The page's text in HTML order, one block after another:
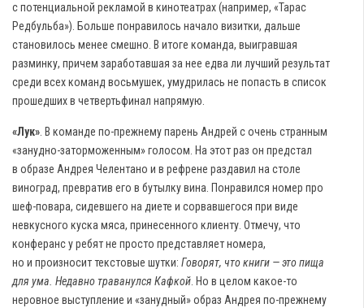
с потенциальной рекламой в кинотеатрах (например, «Тарас
Редбульба»). Больше понравилось начало визитки, дальше
становилось менее смешно. В итоге команда, выигравшая
разминку, причем заработавшая за нее едва ли лучший результат
среди всех команд восьмушек, умудрилась не попасть в список
прошедших в четвертьфинал напрямую.
«Лук» . В команде по-прежнему парень Андрей с очень странным
«занудно-заторможенным» голосом. На этот раз он предстал
в образе Андрея Челентано и в рефрене раздавил на столе
виноград, превратив его в бутылку вина. Понравился номер про
шеф-повара, сидевшего на диете и сорвавшегося при виде
невкусного куска мяса, принесенного клиенту. Отмечу, что
конферанс у ребят не просто представляет номера,
но и произносит текстовые шутки: Говорят, что книги — это пища
для ума. Недавно траванулся Кафкой . Но в целом какое-то
неровное выступление и «занудный» образ Андрея по-прежнему